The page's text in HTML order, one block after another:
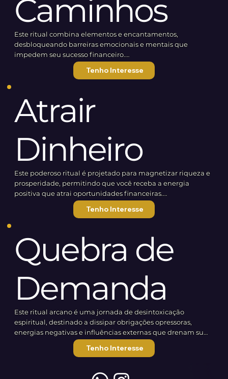
Valor de investimento: R$ 800 no pix ou R$ 850 no cartão
(em até 12 vezes)
Proteção dos Negócios: Dissolva energias negativas e
proteja sua empresa de influências indesejadas que
Manutenção da Abundância: Receba orientações sobre
como manter a energia de prosperidade após o ritual,
garantindo resultados duradouros.
(em até 12 vezes)
Caminhos
Este ritual combina elementos e encantamentos,
desbloqueando barreiras emocionais e mentais que
impedem seu sucesso financeiro.
O que você pode esperar:
Energização para a Abundância: Criação de um campo
Liberação de Limitações: Identificação e dissolução de
crenças limitantes.
Conexão com Forças de Prosperidade: Invocação de
energias que apoiam o crescimento financeiro.
claras para alinhar suas metas com as energias do universo.
Valor de investimento: R$ 700 no pix ou R$ 750 no cartão
Tenho Interesse
Atrair
Dinheiro
Este poderoso ritual é projetado para magnetizar riqueza e
prosperidade, permitindo que você receba a energia
positiva que atrai oportunidades financeiras.
O que você pode esperar:
em sua vida.
Atração de Oportunidades: Crie um campo energético que
magnetiza propostas vantajosas e investimentos frutíferos.
Harmonização da Abundância: Desenvolva uma
sinta confortável e merecedor de riqueza.
Valor de investimento: R$ 1200 no pix ou R$ 1250 no cartão
Tenho Interesse
Quebra de
Demanda
Este ritual arcano é uma jornada de desintoxicação
espiritual, destinado a dissipar obrigações opressoras,
energias negativas e influências externas que drenam sua
seu ser e restaurando o fluxo natural de sua energia. As
Tenho Interesse